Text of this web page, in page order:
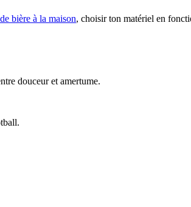
bière à la maison, choisir ton matériel en
douceur et amertume.